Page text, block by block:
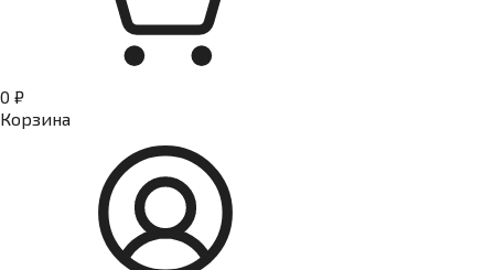
0 ₽
Корзина